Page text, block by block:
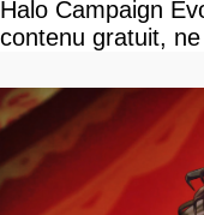
Halo Campaign
contenu gratuit,